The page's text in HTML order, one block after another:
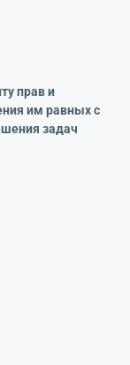
прав и
им равных с
задач